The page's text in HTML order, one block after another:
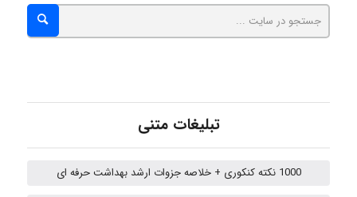
تبلیغات متنی
1000 نکته کنکوری + خلاصه جزوات ارشد بهداشت حرفه ای